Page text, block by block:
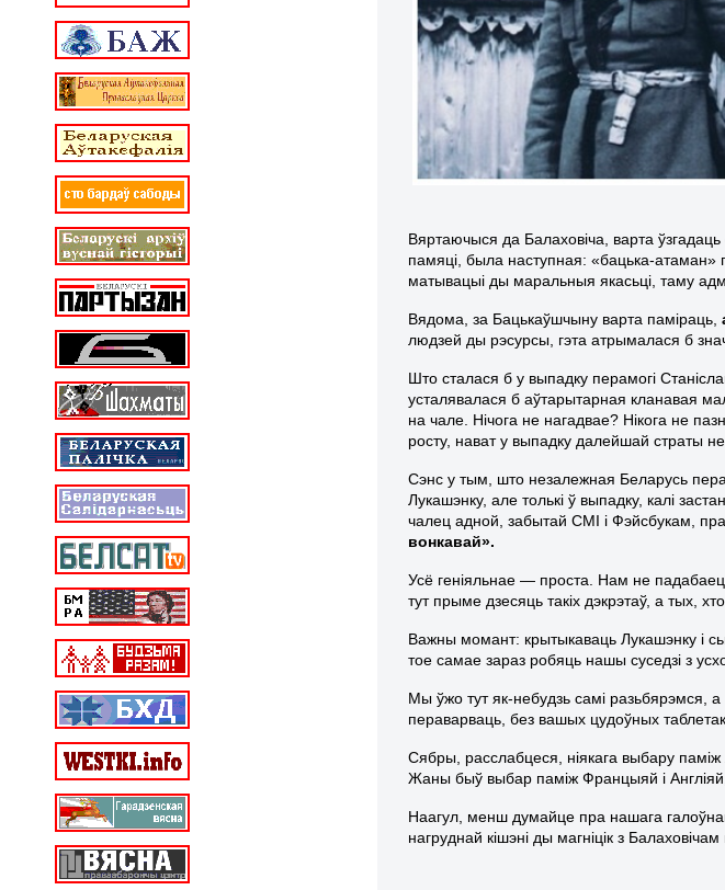
Вяртаючыся да Балаховіча, варта
памяці, была наступная: «бацька-атаман»
матывацыі ды маральныя якасьці, таму
Вядома, за Бацькаўшчыну варта паміраць,
людзей ды рэсурсы, гэта атрымалася б
Што сталася б у выпадку перамогі
усталявалася б аўтарытарная кланавая
на чале. Нічога не нагадвае? Нікога не
росту, нават у выпадку далейшай страты
Сэнс у тым, што незалежная Беларусь
Лукашэнку, але толькі ў выпадку, калі
чалец адной, забытай СМІ і Фэйсбукам,
вонкавай».
Усё геніяльнае — проста. Нам не
тут прыме дзесяць такіх дэкрэтаў, а тых,
Важны момант: крытыкаваць Лукашэнку і
тое самае зараз робяць нашы суседзі з
Мы ўжо тут як-небудзь самі разьбярэмся,
пераварваць, без вашых цудоўных таблетак.
Сябры, расслабцеся, ніякага выбару
Жаны быў выбар паміж Францыяй і
Наагул, менш думайце пра нашага
нагруднай кішэні ды магніцік з